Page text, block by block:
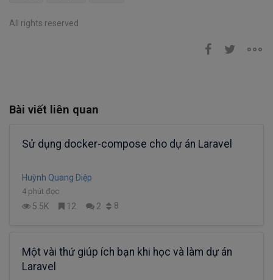
All rights reserved
Bài viết liên quan
Sử dụng docker-compose cho dự án Laravel
Huỳnh Quang Diệp
4 phút đọc
5.5K 12 2 8
Một vài thứ giúp ích bạn khi học và làm dự án
Laravel